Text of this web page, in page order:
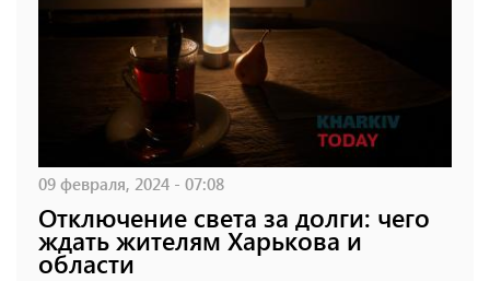
09 февраля, 2024 - 07:08
Отключение света за долги: чего
ждать жителям Харькова и
области